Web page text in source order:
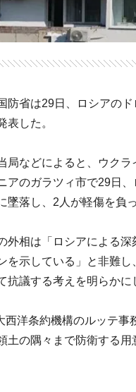
防省は29日、ロシアの
表した。
局などによると、ウクラ
アのガラツィ市で29日
墜落し、2人が軽傷を負っ
外相は「ロシアによる深
を示している」と非難
抗議する考えを明らかに
西洋条約機構のルッテ事
土の隅々まで防衛する